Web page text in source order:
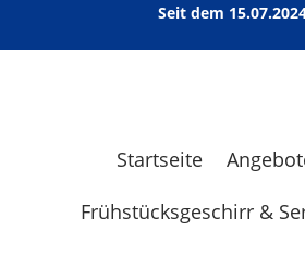
Seit dem
Startseite
Frühstücksgeschirr &